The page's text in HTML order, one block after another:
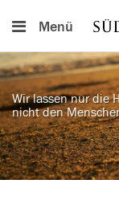
Menü
Wir lassen nur die
nicht den